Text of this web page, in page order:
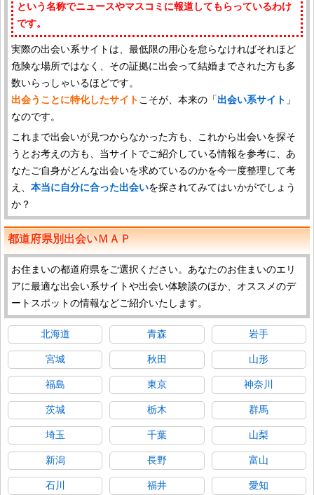
という名称でニュースやマスコミに報道してもらっているわけ
です。
実際の出会い系サイトは、最低限の用心を怠らなければそれほど
危険な場所ではなく、その証拠に出会って結婚までされた方も多
数いらっしゃいるほどです。
出会うことに特化したサイトこそが、本来の「出会い系サイト 」
なのです。
これまで出会いが見つからなかった方も、これから出会いを探そ
うとお考えの方も、当サイトでご紹介している情報を参考に、あ
なたご自身がどんな出会いを求めているのかを今一度整理して考
え、 本当に自分に合った出会いを探されてみてはいかがでしょう
か？
都道府県別出会いＭＡＰ
お住まいの都道府県をご選択ください。あなたのお住まいのエリ
アに最適な出会い系サイトや出会い体験談のほか、オススメのデ
ートスポットの情報などご紹介いたします。
北海道 青森 岩手
宮城 秋田 山形
福島 東京 神奈川
茨城 栃木 群馬
埼玉 千葉 山梨
新潟 長野 富山
石川 福井 愛知